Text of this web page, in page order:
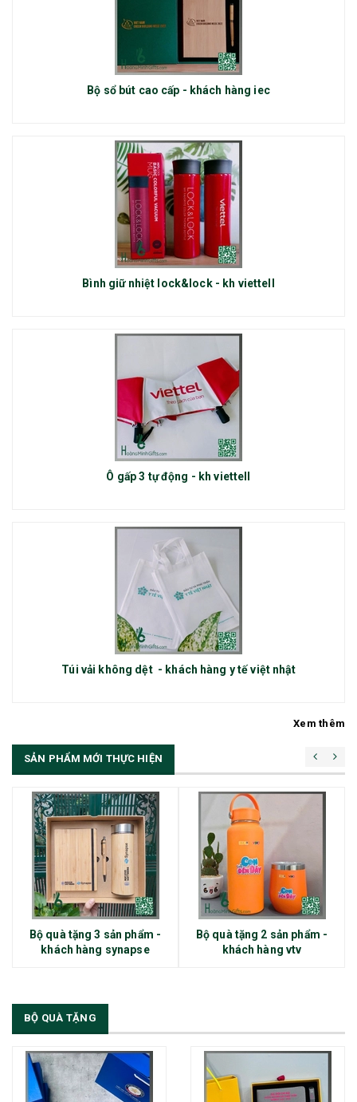
Bộ sổ bút cao cấp - khách hàng iec
Bình giữ nhiệt lock&lock - kh viettell
Ô gấp 3 tự động - kh viettell
Túi vải không dệt - khách hàng y tế việt nhật
Xem thêm
SẢN PHẨM MỚI THỰC HIỆN
Bộ quà tặng 3 sản phẩm -
khách hàng synapse
Bộ quà tặng 2 sản phẩm -
khách hàng vtv
BỘ QUÀ TẶNG